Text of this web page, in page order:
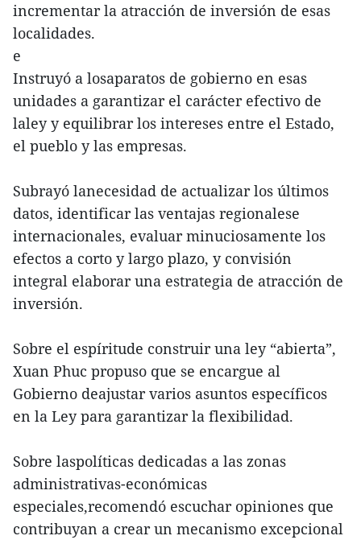
incrementar la atracción de inversión de esas
localidades.
e
Instruyó a losaparatos de gobierno en esas
unidades a garantizar el carácter efectivo de
laley y equilibrar los intereses entre el Estado,
el pueblo y las empresas.
Subrayó lanecesidad de actualizar los últimos
datos, identificar las ventajas regionalese
internacionales, evaluar minuciosamente los
efectos a corto y largo plazo, y convisión
integral elaborar una estrategia de atracción de
inversión.
Sobre el espíritude construir una ley “abierta”,
Xuan Phuc propuso que se encargue al
Gobierno deajustar varios asuntos específicos
en la Ley para garantizar la flexibilidad.
Sobre laspolíticas dedicadas a las zonas
administrativas-económicas
especiales,recomendó escuchar opiniones que
contribuyan a crear un mecanismo excepcional